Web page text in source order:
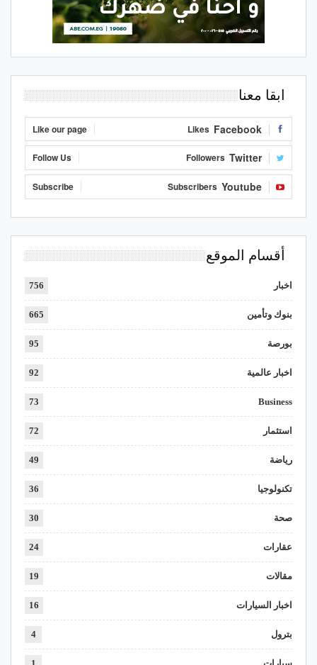
ابقا معنا
Facebook
Likes
Like our page
Twitter
Followers
Follow Us
Youtube
Subscribers
Subscribe
أقسام الموقع
اخبار 756
بنوك وتأمين 665
بورصة 95
اخبار عالمية 92
Business
73
استثمار 72
رياضة 49
تكنولوجيا 36
صحة 30
عقارات 24
مقالات 19
اخبار السيارات 16
بترول 4